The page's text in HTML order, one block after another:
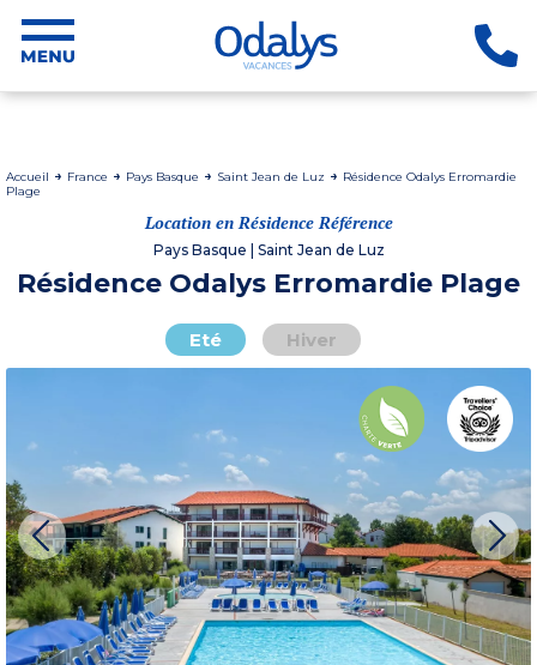
Accueil France Pays Basque Saint Jean de Luz
Résidence Odalys Erromardie
Plage
Location en Résidence Référence
Pays Basque | Saint Jean de Luz
Résidence Odalys Erromardie Plage
Eté Hiver